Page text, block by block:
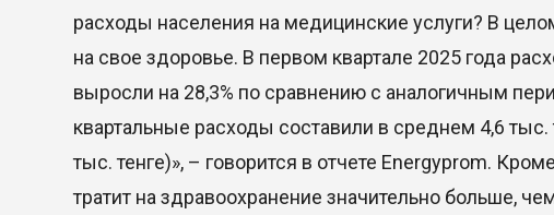
расходы населения на медицинские услуги? В
на свое здоровье. В первом квартале 2025 года
выросли на 28,3% по сравнению с аналогичным
квартальные расходы составили в среднем 4,6 тыс.
тыс. тенге)», – говорится в отчете Energyprom.
тратит на здравоохранение значительно больше,